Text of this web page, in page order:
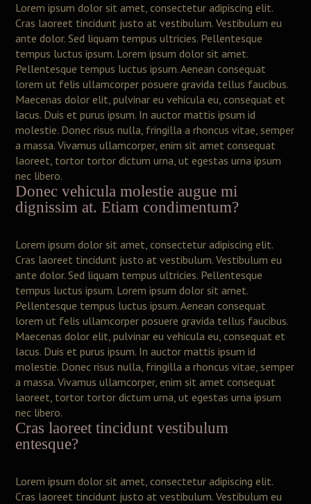
Lorem ipsum dolor sit amet, consectetur adipiscing elit.
Cras laoreet tincidunt justo at vestibulum. Vestibulum eu
ante dolor. Sed liquam tempus ultricies. Pellentesque
tempus luctus ipsum. Lorem ipsum dolor sit amet.
Pellentesque tempus luctus ipsum. Aenean consequat
lorem ut felis ullamcorper posuere gravida tellus faucibus.
Maecenas dolor elit, pulvinar eu vehicula eu, consequat et
lacus. Duis et purus ipsum. In auctor mattis ipsum id
molestie. Donec risus nulla, fringilla a rhoncus vitae, semper
a massa. Vivamus ullamcorper, enim sit amet consequat
laoreet, tortor tortor dictum urna, ut egestas urna ipsum
nec libero.
Donec vehicula molestie augue mi
dignissim at. Etiam condimentum?
Lorem ipsum dolor sit amet, consectetur adipiscing elit.
Cras laoreet tincidunt justo at vestibulum. Vestibulum eu
ante dolor. Sed liquam tempus ultricies. Pellentesque
tempus luctus ipsum. Lorem ipsum dolor sit amet.
Pellentesque tempus luctus ipsum. Aenean consequat
lorem ut felis ullamcorper posuere gravida tellus faucibus.
Maecenas dolor elit, pulvinar eu vehicula eu, consequat et
lacus. Duis et purus ipsum. In auctor mattis ipsum id
molestie. Donec risus nulla, fringilla a rhoncus vitae, semper
a massa. Vivamus ullamcorper, enim sit amet consequat
laoreet, tortor tortor dictum urna, ut egestas urna ipsum
nec libero.
Cras laoreet tincidunt vestibulum
entesque?
Lorem ipsum dolor sit amet, consectetur adipiscing elit.
Cras laoreet tincidunt justo at vestibulum. Vestibulum eu